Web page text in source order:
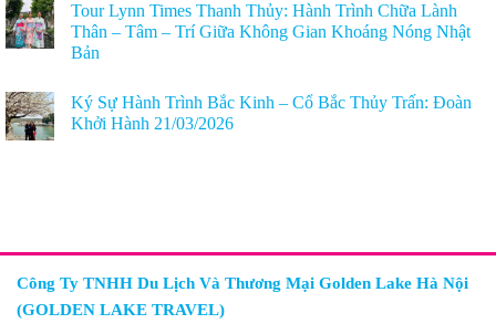
Tour Lynn Times Thanh Thủy: Hành Trình Chữa Lành
Thân – Tâm – Trí Giữa Không Gian Khoáng Nóng Nhật
Bản
Ký Sự Hành Trình Bắc Kinh – Cổ Bắc Thủy Trấn: Đoàn
Khởi Hành 21/03/2026
Công Ty TNHH Du Lịch Và Thương Mại Golden Lake Hà Nội
(GOLDEN LAKE TRAVEL)